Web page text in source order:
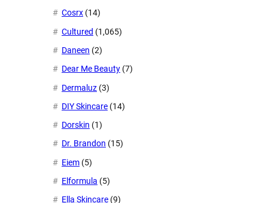
Cosrx (14)
Cultured (1,065)
Daneen (2)
Dear Me Beauty (7)
Dermaluz (3)
DIY Skincare (14)
Dorskin (1)
Dr. Brandon (15)
Eiem (5)
Elformula (5)
Ella Skincare (9)